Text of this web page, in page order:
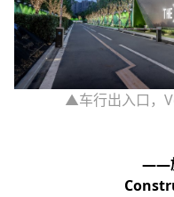
▲车行出入口，
——